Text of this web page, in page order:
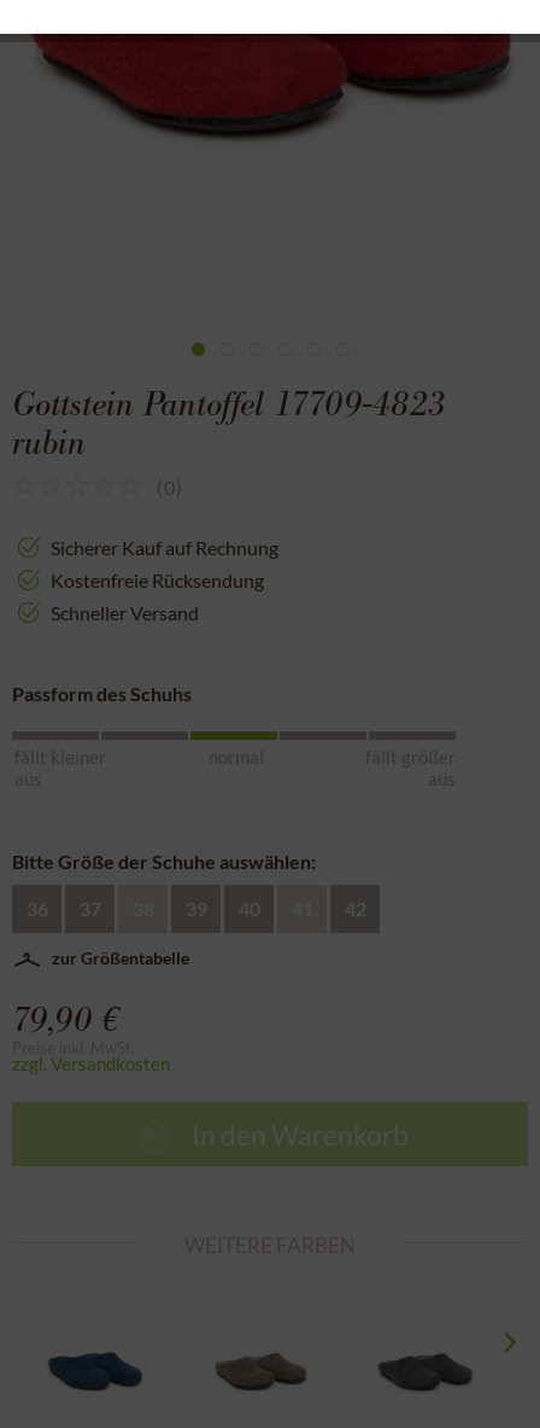
Gottstein Pantoffel 17709-4823
rubin
(0)
Sicherer Kauf auf Rechnung
Kostenfreie Rücksendung
Schneller Versand
Passform des Schuhs
fällt kleiner
aus
normal
fällt größer
aus
Bitte Größe der Schuhe auswählen:
36 37 39 40 42
zur Größentabelle
79,90 €
zzgl. Versandkosten
In den Warenkorb